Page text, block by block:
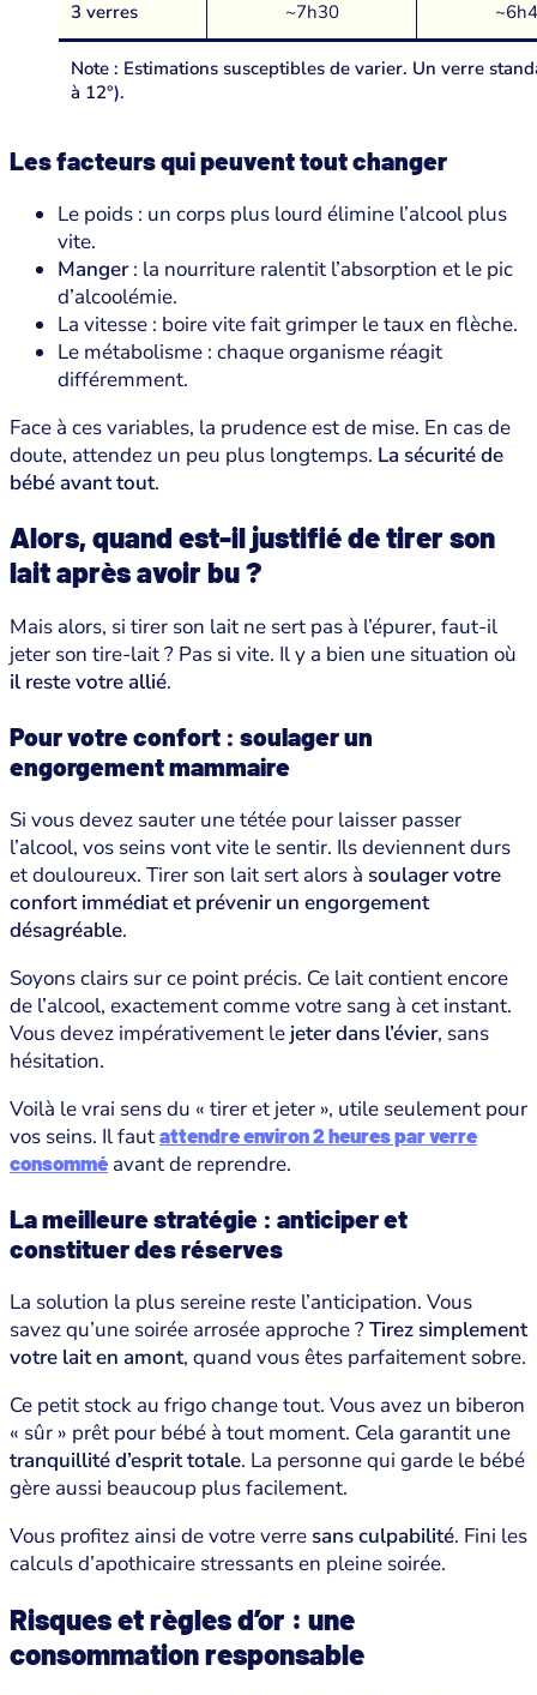
3 verres ~7h30
Note : Estimations susceptibles de varier. Un verre
à 12°).
Les facteurs qui peuvent tout changer
Le poids : un corps plus lourd élimine l’alcool plus
vite.
Manger: la nourriture ralentit l’absorption et le pic
d’alcoolémie.
La vitesse : boire vite fait grimper le taux en flèche.
Le métabolisme : chaque organisme réagit
différemment.
Face à ces variables, la prudence est de mise. En cas de
doute, attendez un peu plus longtemps. La sécurité de
bébé avant tout.
Alors, quand est-il justifié de tirer son
lait après avoir bu ?
Mais alors, si tirer son lait ne sert pas à l’épurer, faut-il
jeter son tire-lait ? Pas si vite. Il y a bien une situation où
il reste votre allié.
Pour votre confort : soulager un
engorgement mammaire
Si vous devez sauter une tétée pour laisser passer
l’alcool, vos seins vont vite le sentir. Ils deviennent durs
et douloureux. Tirer son lait sert alors à soulager votre
confort immédiat et prévenir un engorgement
désagréable.
Soyons clairs sur ce point précis. Ce lait contient encore
de l’alcool, exactement comme votre sang à cet instant.
Vous devez impérativement le jeter dans l’évier, sans
hésitation.
Voilà le vrai sens du « tirer et jeter », utile seulement pour
vos seins. Il faut attendre environ 2 heures par verre
consommé avant de reprendre.
La meilleure stratégie : anticiper et
constituer des réserves
La solution la plus sereine reste l’anticipation. Vous
savez qu’une soirée arrosée approche ? Tirez simplement
votre lait en amont, quand vous êtes parfaitement sobre.
Ce petit stock au frigo change tout. Vous avez un biberon
« sûr » prêt pour bébé à tout moment. Cela garantit une
tranquillité d’esprit totale. La personne qui garde le bébé
gère aussi beaucoup plus facilement.
Vous profitez ainsi de votre verre sans culpabilité. Fini les
calculs d’apothicaire stressants en pleine soirée.
Risques et règles d’or : une
consommation responsable